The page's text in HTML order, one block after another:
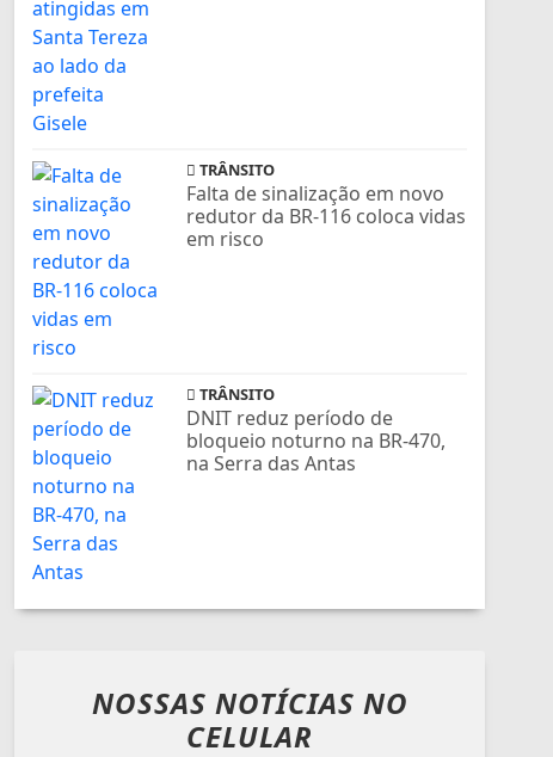
TRÂNSITO
Falta de sinalização em novo
redutor da BR-116 coloca vidas
em risco
TRÂNSITO
DNIT reduz período de
bloqueio noturno na BR-470,
na Serra das Antas
NOSSAS NOTÍCIAS NO
CELULAR